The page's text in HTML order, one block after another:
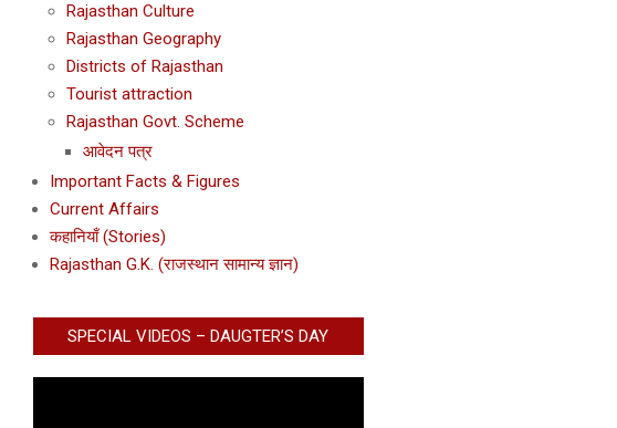
Rajasthan Culture
Rajasthan Geography
Districts of Rajasthan
Tourist attraction
Rajasthan Govt. Scheme
आवेदन पत्र
Important Facts & Figures
Current Affairs
कहानियाँ (Stories)
Rajasthan G.K. (राजस्थान सामान्य ज्ञान)
SPECIAL VIDEOS – DAUGTER’S DAY